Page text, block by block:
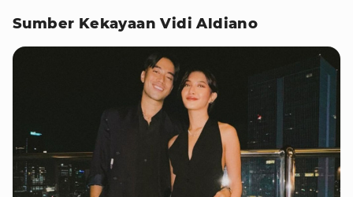
Sumber Kekayaan Vidi Aldiano